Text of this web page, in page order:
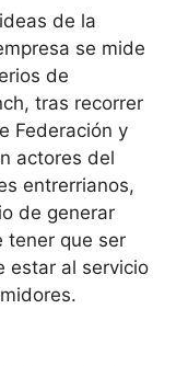
de la
se mide
de
tras recorrer
Federación y
actores del
entrerrianos,
de generar
tener que ser
estar al servicio